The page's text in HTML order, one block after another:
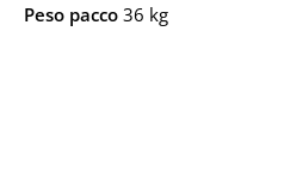
Peso pacco 36 kg